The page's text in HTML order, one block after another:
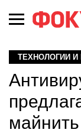
ТЕХНОЛОГИИ И